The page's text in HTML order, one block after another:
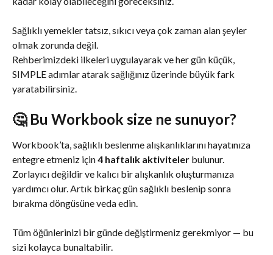
Sağlıklı yemekler tatsız, sıkıcı veya çok zaman alan şeyler
olmak zorunda değil.
Rehberimizdeki ilkeleri uygulayarak ve her gün küçük,
SIMPLE adımlar atarak sağlığınız üzerinde büyük fark
yaratabilirsiniz.
🤔 Bu Workbook size ne sunuyor?
Workbook’ta, sağlıklı beslenme alışkanlıklarını hayatınıza
entegre etmeniz için 4 haftalık aktiviteler bulunur.
Zorlayıcı değildir ve kalıcı bir alışkanlık oluşturmanıza
yardımcı olur. Artık birkaç gün sağlıklı beslenip sonra
bırakma döngüsüne veda edin.
Tüm öğünlerinizi bir günde değiştirmeniz gerekmiyor — bu
sizi kolayca bunaltabilir.